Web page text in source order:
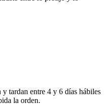
tardan entre 4 y 6 días hábiles
la orden.